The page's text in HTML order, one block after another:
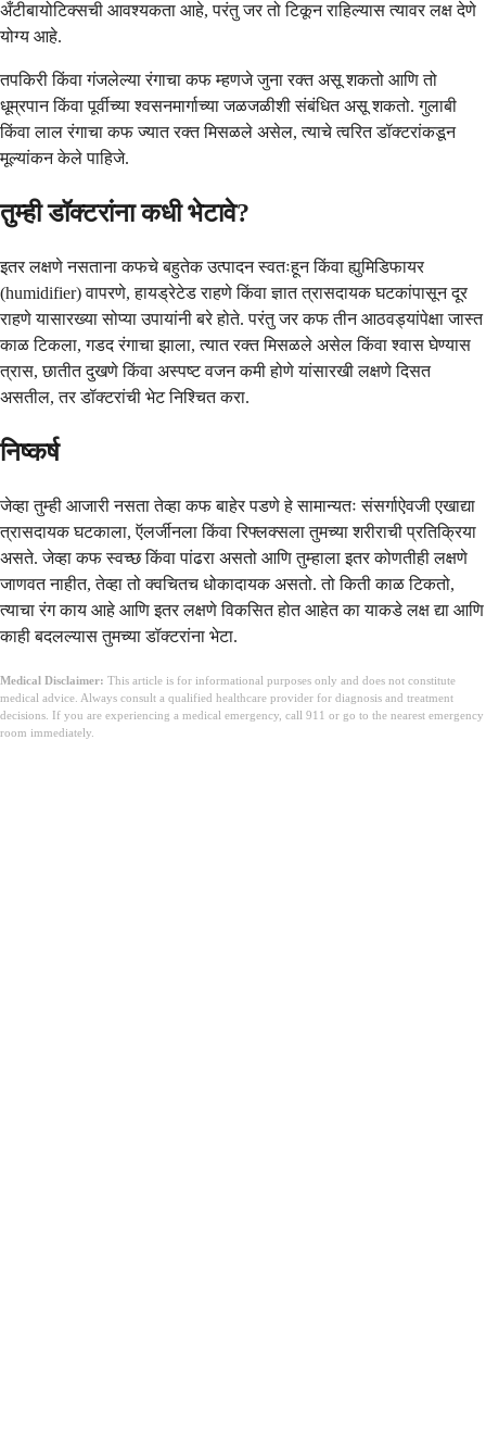
अँटीबायोटिक्सची आवश्यकता आहे, परंतु जर तो टिकून राहिल्यास त्यावर लक्ष देणे
योग्य आहे.
तपकिरी किंवा गंजलेल्या रंगाचा कफ म्हणजे जुना रक्त असू शकतो आणि तो
धूम्रपान किंवा पूर्वीच्या श्वसनमार्गाच्या जळजळीशी संबंधित असू शकतो. गुलाबी
किंवा लाल रंगाचा कफ ज्यात रक्त मिसळले असेल, त्याचे त्वरित डॉक्टरांकडून
मूल्यांकन केले पाहिजे.
तुम्ही डॉक्टरांना कधी भेटावे?
इतर लक्षणे नसताना कफचे बहुतेक उत्पादन स्वतःहून किंवा ह्युमिडिफायर
(humidifier) वापरणे, हायड्रेटेड राहणे किंवा ज्ञात त्रासदायक घटकांपासून दूर
राहणे यासारख्या सोप्या उपायांनी बरे होते. परंतु जर कफ तीन आठवड्यांपेक्षा जास्त
काळ टिकला, गडद रंगाचा झाला, त्यात रक्त मिसळले असेल किंवा श्वास घेण्यास
त्रास, छातीत दुखणे किंवा अस्पष्ट वजन कमी होणे यांसारखी लक्षणे दिसत
असतील, तर डॉक्टरांची भेट निश्चित करा.
निष्कर्ष
जेव्हा तुम्ही आजारी नसता तेव्हा कफ बाहेर पडणे हे सामान्यतः संसर्गाऐवजी एखाद्या
त्रासदायक घटकाला, ऍलर्जीनला किंवा रिफ्लक्सला तुमच्या शरीराची प्रतिक्रिया
असते. जेव्हा कफ स्वच्छ किंवा पांढरा असतो आणि तुम्हाला इतर कोणतीही लक्षणे
जाणवत नाहीत, तेव्हा तो क्वचितच धोकादायक असतो. तो किती काळ टिकतो,
त्याचा रंग काय आहे आणि इतर लक्षणे विकसित होत आहेत का याकडे लक्ष द्या आणि
काही बदलल्यास तुमच्या डॉक्टरांना भेटा.
Medical Disclaimer: This article is for informational purposes only and does not constitute
medical advice. Always consult a qualified healthcare provider for diagnosis and treatment
decisions. If you are experiencing a medical emergency, call 911 or go to the nearest emergency
room immediately.